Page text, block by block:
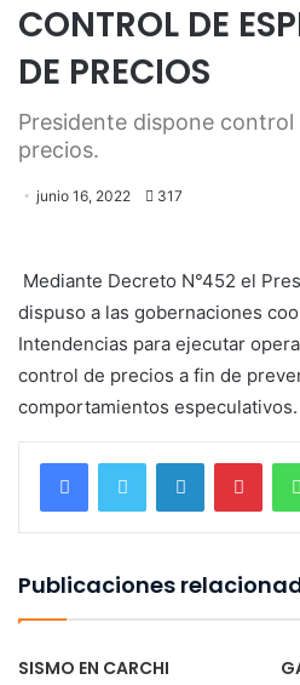
CONTROL DE
DE PRECIOS
Presidente dispone
precios.
junio 16, 2022 317
Mediante Decreto N°452 el
dispuso a las gobernaciones
Intendencias para ejecutar
control de precios a fin de
comportamientos especulativos.
LinkedIn
Publicaciones
SISMO EN CARCHI